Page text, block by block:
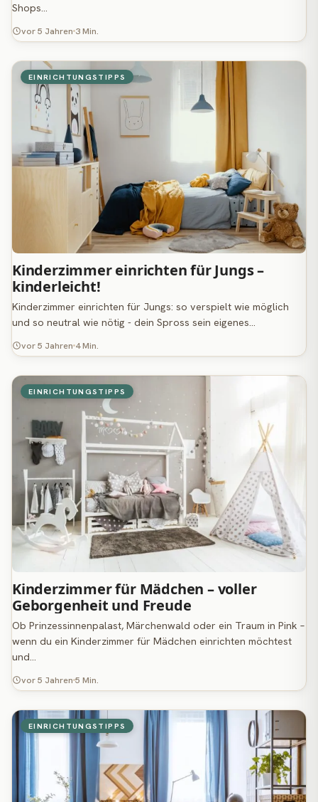
Shops…
vor 5 Jahren 3 Min.
EINRICHTUNGSTIPPS
Kinderzimmer einrichten für Jungs –
kinderleicht!
Kinderzimmer einrichten für Jungs: so verspielt wie möglich
und so neutral wie nötig - dein Spross sein eigenes…
vor 5 Jahren 4 Min.
EINRICHTUNGSTIPPS
Kinderzimmer für Mädchen – voller
Geborgenheit und Freude
Ob Prinzessinnenpalast, Märchenwald oder ein Traum in Pink –
wenn du ein Kinderzimmer für Mädchen einrichten möchtest
und…
vor 5 Jahren 5 Min.
EINRICHTUNGSTIPPS